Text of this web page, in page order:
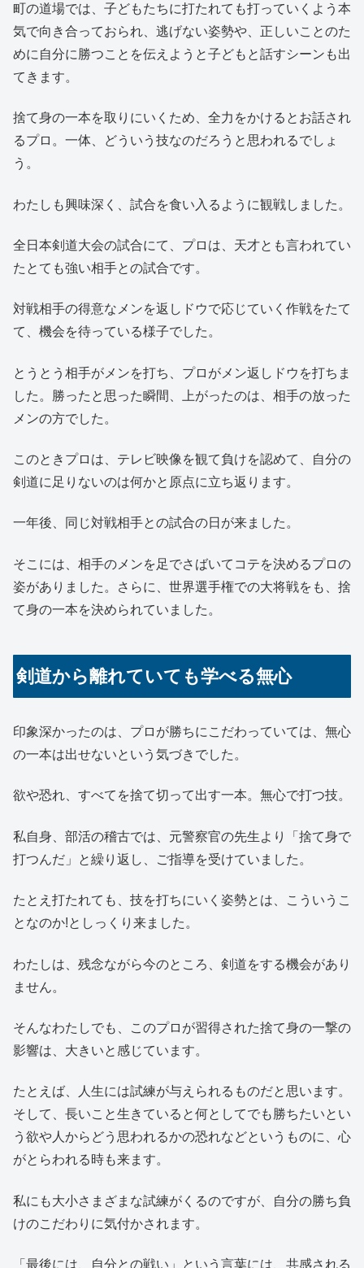
町の道場では、子どもたちに打たれても打っていくよう本
気で向き合っておられ、逃げない姿勢や、正しいことのた
めに自分に勝つことを伝えようと子どもと話すシーンも出
てきます。
捨て身の一本を取りにいくため、全力をかけるとお話され
るプロ。一体、どういう技なのだろうと思われるでしょ
う。
わたしも興味深く、試合を食い入るように観戦しました。
全日本剣道大会の試合にて、プロは、天才とも言われてい
たとても強い相手との試合です。
対戦相手の得意なメンを返しドウで応じていく作戦をたて
て、機会を待っている様子でした。
とうとう相手がメンを打ち、プロがメン返しドウを打ちま
した。勝ったと思った瞬間、上がったのは、相手の放った
メンの方でした。
このときプロは、テレビ映像を観て負けを認めて、自分の
剣道に足りないのは何かと原点に立ち返ります。
一年後、同じ対戦相手との試合の日が来ました。
そこには、相手のメンを足でさばいてコテを決めるプロの
姿がありました。さらに、世界選手権での大将戦をも、捨
て身の一本を決められていました。
剣道から離れていても学べる無心
印象深かったのは、プロが勝ちにこだわっていては、無心
の一本は出せないという気づきでした。
欲や恐れ、すべてを捨て切って出す一本。無心で打つ技。
私自身、部活の稽古では、元警察官の先生より「捨て身で
打つんだ」と繰り返し、ご指導を受けていました。
たとえ打たれても、技を打ちにいく姿勢とは、こういうこ
となのか!としっくり来ました。
わたしは、残念ながら今のところ、剣道をする機会があり
ません。
そんなわたしでも、このプロが習得された捨て身の一撃の
影響は、大きいと感じています。
たとえば、人生には試練が与えられるものだと思います。
そして、長いこと生きていると何としてでも勝ちたいとい
う欲や人からどう思われるかの恐れなどというものに、心
がとらわれる時も来ます。
私にも大小さまざまな試練がくるのですが、自分の勝ち負
けのこだわりに気付かされます。
「最後には、自分との戦い」という言葉には、共感される